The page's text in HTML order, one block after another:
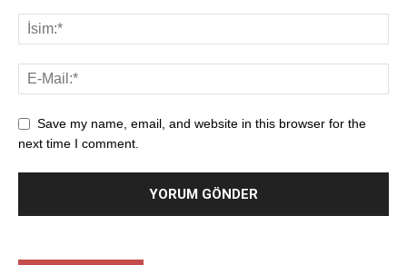
Save my name, email, and website in this browser for the
next time I comment.